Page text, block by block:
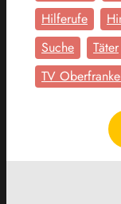
Hilferufe
Suche
Täter
TV